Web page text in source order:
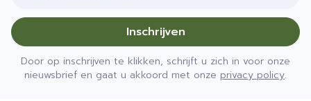
Inschrijven
Door op inschrijven te klikken, schrijft u zich in voor onze
nieuwsbrief en gaat u akkoord met onze privacy policy.